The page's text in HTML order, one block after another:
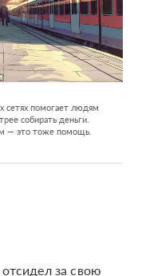
сетях помогает людям
собирать деньги.
— это тоже помощь.
за свою